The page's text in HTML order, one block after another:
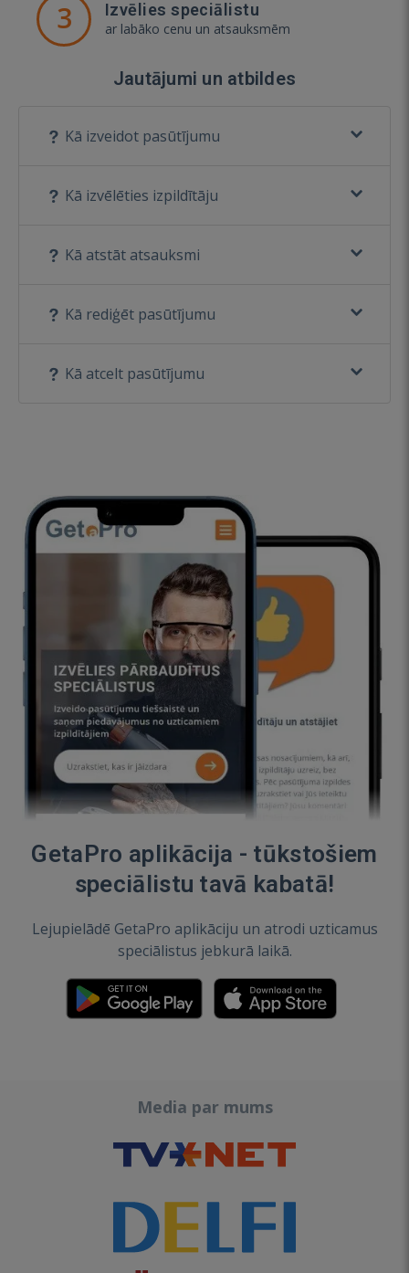
3 Izvēlies speciālistu
ar labāko cenu un atsauksmēm
Jautājumi un atbildes
Kā izveidot pasūtījumu
Kā izvēlēties izpildītāju
Kā atstāt atsauksmi
Kā rediģēt pasūtījumu
Kā atcelt pasūtījumu
GetaPro aplikācija - tūkstošiem
speciālistu tavā kabatā!
Lejupielādē GetaPro aplikāciju un atrodi uzticamus
speciālistus jebkurā laikā.
Media par mums